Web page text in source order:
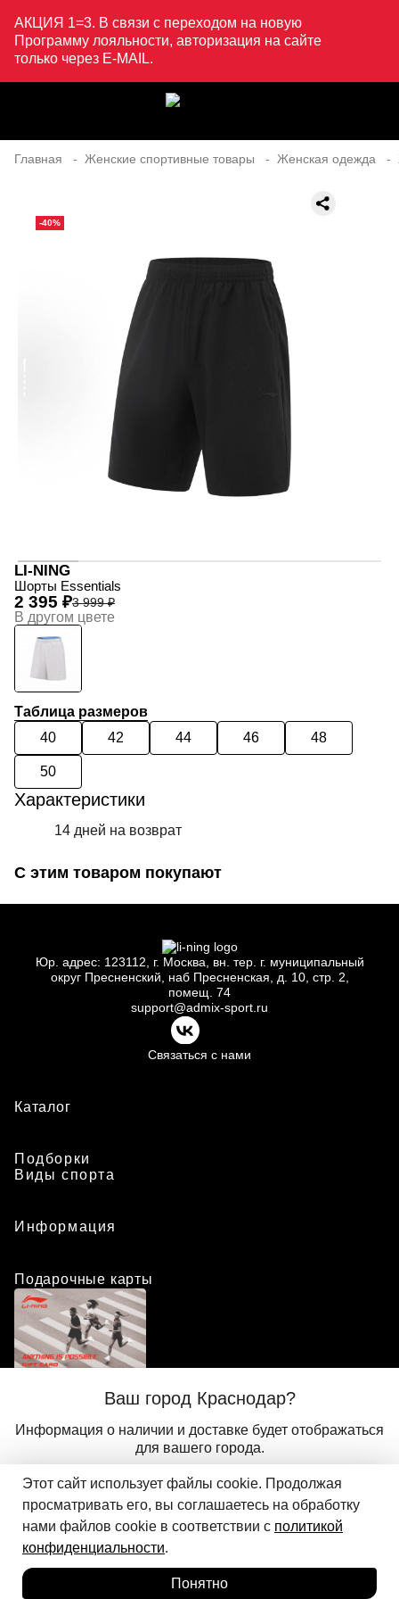
АКЦИЯ 1=3. В связи с переходом на новую
Программу лояльности, авторизация на сайте
только через E-MAIL.
Ваш город Краснодар?
Информация о наличии и доставке будет отображаться
для вашего города.
Корзина
Главная Женские спортивные товары Женская одежда
-40%
LI-NING
Шорты Essentials
3 999 ₽
2 395 ₽
В другом цвете
Таблица размеров
40
42 44 46 48
50
Добавить в корзину
Характеристики
14 дней на возврат
С этим товаром покупают
Юр. адрес: 123112, г. Москва, вн. тер. г. муниципальный
округ Пресненский, наб Пресненская, д.
10, стр. 2,
помещ. 74
support@admix-sport.ru
Связаться с нами
Каталог
Подборки
Виды спорта
Информация
Подарочные карты
Положение о программе лояльности
© 2024 ООО «АДМИКС СПОРТ», официальный дистрибьютор
Li-Ning в России
Этот сайт использует файлы cookie. Продолжая
просматривать его, вы соглашаетесь на обработку
нами файлов cookie в соответствии с политикой
конфиденциальности.
Понятно